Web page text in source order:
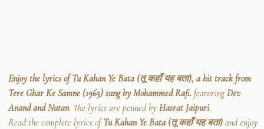
Enjoy the lyrics of Tu Kahan Ye Bata (तू कहाँ यह बता), a hit track from
Tere Ghar Ke Samne (1963) sung by Mohammed Rafi. featuringDev
Anand and Nutan. The lyrics are penned by Hasrat Jaipuri.
Read the complete lyrics ofTu Kahan Ye Bata (तू कहाँ यह बता) and enjoy